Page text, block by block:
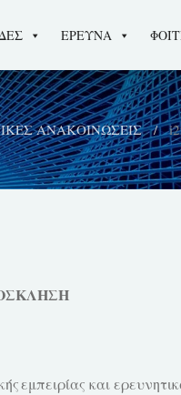
ΕΡΕΥΝΑ
ΑΝΑΚΟΙΝΩΣΕΙΣ
εμπειρίας και